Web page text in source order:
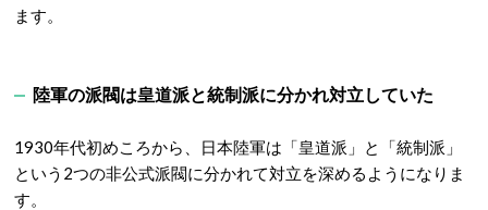
ます。
陸軍の派閥は皇道派と統制派に分かれ対立していた
1930年代初めころから、日本陸軍は「皇道派」と「統制派」
という2つの非公式派閥に分かれて対立を深めるようになりま
す。